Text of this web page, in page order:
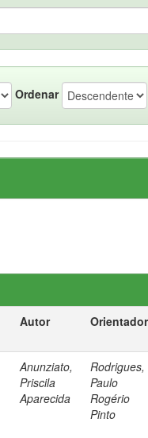
Ordenar
Autor Orientador
Anunziato,
Priscila
Aparecida
Rodrigues,
Paulo
Rogério
Pinto